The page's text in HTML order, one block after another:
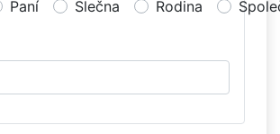
Paní Slečna Rodina